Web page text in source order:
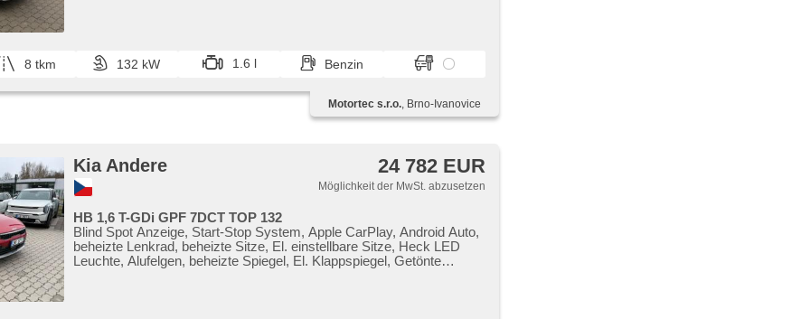
8 tkm 132 kW 1.6 l Benzin
Motortec s.r.o., Brno-Ivanovice
Kia Andere 24 782 EUR
Möglichkeit der MwSt. abzusetzen
HB 1,6 T-GDi GPF 7DCT TOP 132
Blind Spot Anzeige, Start-Stop System, Apple CarPlay, Android Auto,
beheizte Lenkrad, beheizte Sitze, El. einstellbare Sitze, Heck LED
Leuchte, Alufelgen, beheizte Spiegel, El. Klappspiegel, Getönte